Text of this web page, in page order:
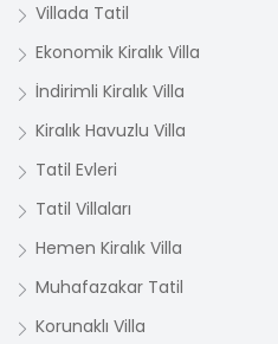
Villada Tatil
Ekonomik Kiralık Villa
İndirimli Kiralık Villa
Kiralık Havuzlu Villa
Tatil Evleri
Tatil Villaları
Hemen Kiralık Villa
Muhafazakar Tatil
Korunaklı Villa